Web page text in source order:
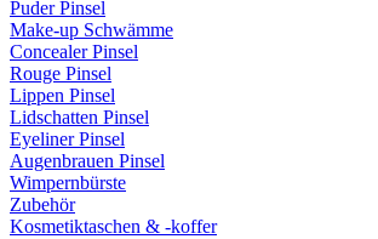
Puder Pinsel
Make-up Schwämme
Concealer Pinsel
Rouge Pinsel
Lippen Pinsel
Lidschatten Pinsel
Eyeliner Pinsel
Augenbrauen Pinsel
Wimpernbürste
Zubehör
Kosmetiktaschen & -koffer